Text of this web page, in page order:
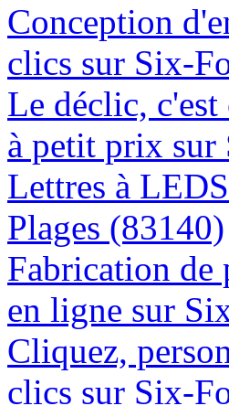
Conception
clics sur Six-
Le déclic, c'est
à petit prix sur
Lettres à
Plages (83140)
Fabrication de
en ligne sur
Cliquez,
clics sur Six-